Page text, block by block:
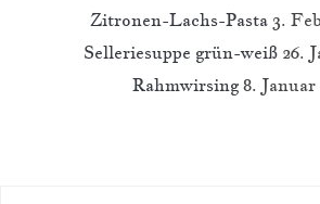
Zitronen-Lachs-Pasta 3.
Selleriesuppe grün-weiß 26.
Rahmwirsing 8. Januar